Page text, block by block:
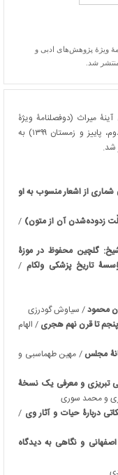
ویژۀ پژوهش‌های ادبی و
پژوهشی آینۀ میراث (دوفصلنامۀ ویژۀ
پژوهش‌های ادبی و متن‌شناختی؛ دورۀ ۱۸، شمارۀ دوم، پاییز و زمستان ۱۳۹۹) به
شد.
از اشعار منسوب به او
زدوده‌شدن آن از متون) /
گلچین محفوظ در موزۀ
تاریخ پزشکی ولکام /
محمود/ سیاوش گودرزی
تا قرن نهم هجری / الهام
/ مهین طهماسبی و
تبریزی و معرفی یک نسخۀ
و محمد سوری
دربارۀ حیات و آثار وی /
و نگاهی به دیدگاه